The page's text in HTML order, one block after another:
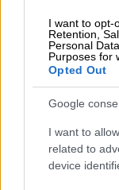
I want to opt-
Retention,
Personal
Purposes for
Opted Out
Google
I want to
related to
device
Κόσμος|
Ισπανία:
δεξιών
τελευταίες